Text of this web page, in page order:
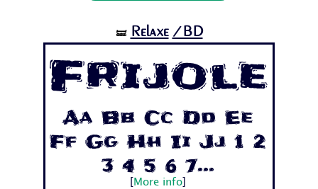
🝛 Relaxe /BD
Frijole
Aa Bb Cc Dd Ee
Ff Gg Hh Ii Jj 1 2
3 4 5 6 7...
More info]